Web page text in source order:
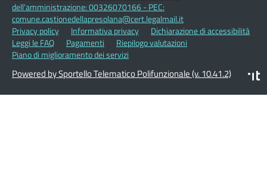
dell'amministrazione: 00326070166 - PEC:
comune.castionedellapresolana@cert.legalmail.it
Privacy policy
Informativa privacy
Dichiarazione di accessibilità
Leggi le FAQ
Pagamenti
Riepilogo valutazioni
Piano di miglioramento dei servizi
Powered by Sportello Telematico Polifunzionale (v. 10.41.2)